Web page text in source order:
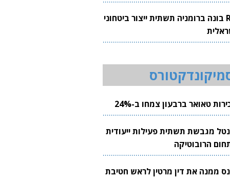
RH בונה ברומניה תשתית ייצור ביטחוני
טאואר ברבעון צמחו ב-24%
מגבשת תשתית פעילות ייעודית
הרובוטיקה
ממנה את דין מרטין לראש חטיבת